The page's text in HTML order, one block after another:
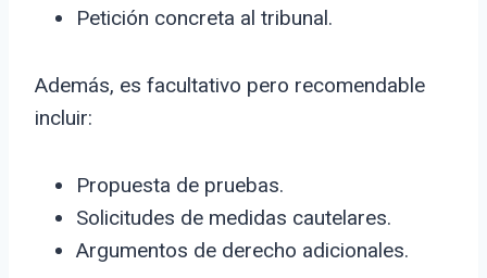
Petición concreta al tribunal.
Además, es facultativo pero recomendable
incluir:
Propuesta de pruebas.
Solicitudes de medidas cautelares.
Argumentos de derecho adicionales.